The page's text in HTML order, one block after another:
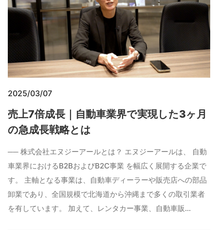
2025/03/07
売上7倍成長｜自動車業界で実現した3ヶ月
の急成長戦略とは
── 株式会社エヌジーアールとは？ エヌジーアールは、 自動
車業界におけるB2BおよびB2C事業 を幅広く展開する企業で
す。 主軸となる事業は、自動車ディーラーや販売店への部品
卸業であり、全国規模で北海道から沖縄まで多くの取引業者
を有しています。 加えて、レンタカー事業、自動車販…